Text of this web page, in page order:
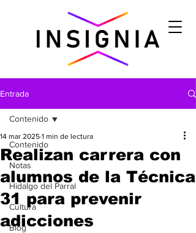
Entrada
Contenido
Notas
Hidalgo del Parral
Cultura
Blog
Contenido
Realizan carrera con
alumnos de la Técnica
31 para prevenir
adicciones
14 mar 2025 1 min de lectura